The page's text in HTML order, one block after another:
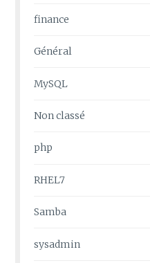
finance
Général
MySQL
Non classé
php
RHEL7
Samba
sysadmin